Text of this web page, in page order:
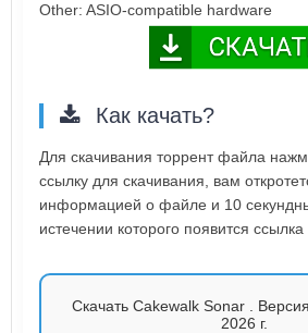
Other: ASIO-compatible hardware
Как качать?
Для скачивания торрент файла
ссылку для скачивания, вам
информацией о файле и 10
истечении которого появится ссылка
Скачать Cakewalk Sonar .
2026 г.